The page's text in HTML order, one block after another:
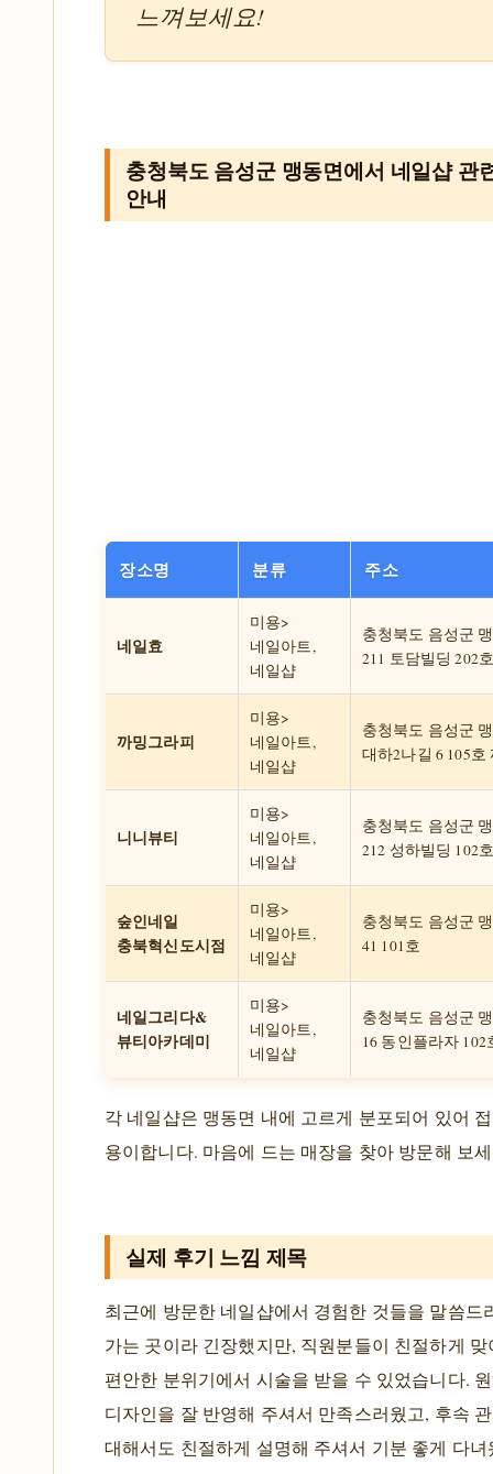
느껴보세요!
충청북도 음성군 맹동면에서 네일샵 관
안내
장소명 분류 주소
네일효
미용>
네일아트,
네일샵
충청북도 음성군
211 토담빌딩 202
까밍그라피
미용>
네일아트,
네일샵
충청북도 음성군
대하2나길 6 105호
니니뷰티
미용>
네일아트,
네일샵
충청북도 음성군
212 성하빌딩 102
숲인네일
충북혁신도시점
미용>
네일아트,
네일샵
충청북도 음성군
41 101호
네일그리다&
뷰티아카데미
미용>
네일아트,
네일샵
충청북도 음성군
16 동인플라자 102
각 네일샵은 맹동면 내에 고르게 분포되어 있어
용이합니다. 마음에 드는 매장을 찾아 방문해 보
실제 후기 느낌 제목
최근에 방문한 네일샵에서 경험한 것들을 말씀드
가는 곳이라 긴장했지만, 직원분들이 친절하게
편안한 분위기에서 시술을 받을 수 있었습니다.
디자인을 잘 반영해 주셔서 만족스러웠고, 후속
대해서도 친절하게 설명해 주셔서 기분 좋게 다